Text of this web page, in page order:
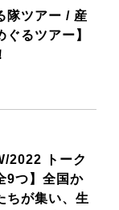
隊ツアー / 産
ぐるツアー】
2022 トーク
9つ】全国か
ちが集い、生